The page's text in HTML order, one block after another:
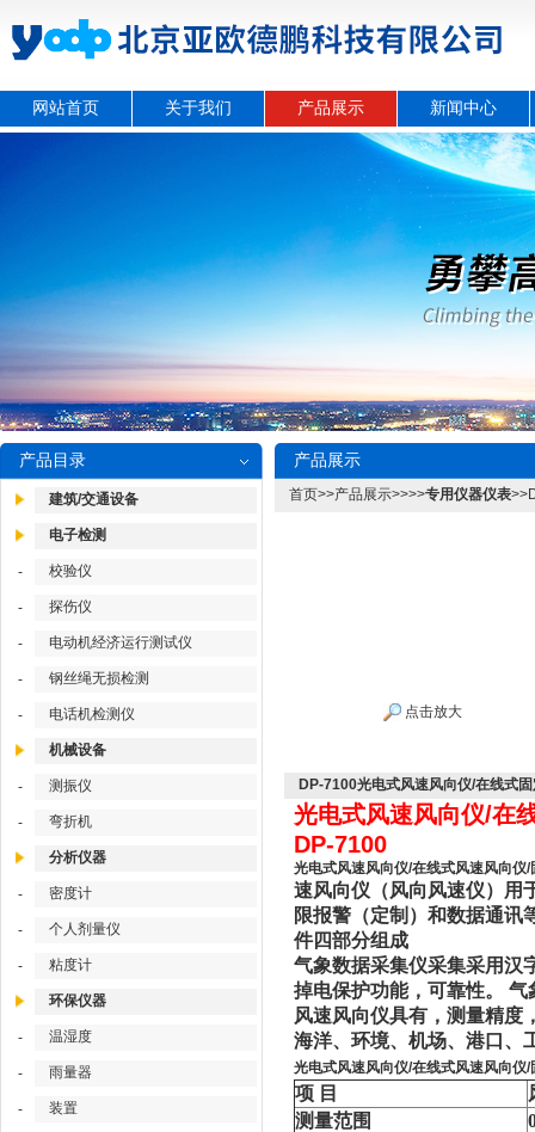
网站首页 关于我们 产品展示 新闻中心
产品目录
建筑/交通设备
电子检测
- 校验仪
- 探伤仪
- 电动机经济运行测试仪
- 钢丝绳无损检测
- 电话机检测仪
机械设备
- 测振仪
- 弯折机
分析仪器
- 密度计
- 个人剂量仪
- 粘度计
环保仪器
- 温湿度
- 雨量器
- 装置
产品展示
首页>>产品展示>>>>专用仪器仪表
点击放大
DP-7100光电式风速风向仪/在线式
光电式风速风向仪/在
DP-7100
光电式风速风向仪/在线式风速风向
速风向仪（风向风速仪）用
限报警（定制）和数据通讯
件四部分组成
气象数据采集仪采集采用汉
掉电保护功能，可靠性。
风速风向仪具有，测量精度
海洋、环境、机场、港口、
光电式风速风向仪/在线式风速风向
项 目
测量范围